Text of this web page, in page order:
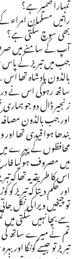
راتیں مسلمان امراء
بھی سوچ سکتی ہے؟
آپ کے سامنے میں
جب میں تبریز کے پاس
بالڈون بادشاہ تھا
ساتھ رہوگی اس نے
زنجیر ڈال دو جو ہماری
اور جب بالڈون مصافہ
بندھا ہوا قیدی تھا
محافظوں کے پہرے
اس کا طریقہ یہ تھا کہ
اور حکم دیتا کہ
تو چیخیں ویرا کی نکل
سے بچا نہیں سکتی
تم نے میرے ساتھ
تبریز تو جیسے گونگا اور